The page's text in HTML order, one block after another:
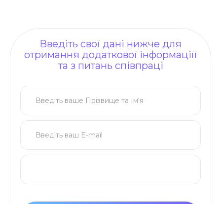
Введіть свої дані нижче для
отримання додаткової інформаціїї
та з питань співпраці